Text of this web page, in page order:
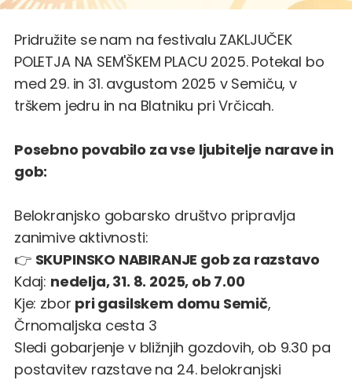
Pridružite se nam na festivalu ZAKLJUČEK
POLETJA NA SEM'ŠKEM PLACU 2025. Potekal bo
med 29. in 31. avgustom 2025 v Semiču, v
trškem jedru in na Blatniku pri Vrčicah.
Posebno povabilo za vse ljubitelje narave in
gob:
Belokranjsko gobarsko društvo pripravlja
zanimive aktivnosti:
👉 SKUPINSKO NABIRANJE gob za razstavo
Kdaj: nedelja, 31. 8. 2025, ob 7.00
Kje: zbor pri gasilskem domu Semič,
Črnomaljska cesta 3
Sledi gobarjenje v bližnjih gozdovih, ob 9.30 pa
postavitev razstave na 24. belokranjski